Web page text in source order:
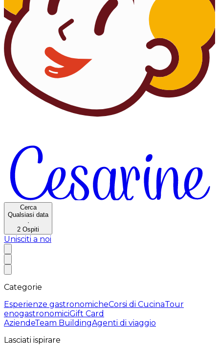
Cerca
Qualsiasi data
·
2 Ospiti
Unisciti a noi
Categorie
Esperienze gastronomicheCorsi di CucinaTour
enogastronomiciGift Card
AziendeTeam BuildingAgenti di viaggio
Lasciati ispirare